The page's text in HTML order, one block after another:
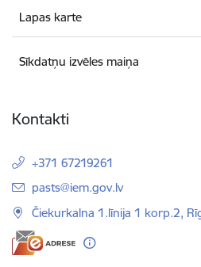
Lapas karte
Sīkdatņu izvēles maiņa
Kontakti
+371 67219261
E-pasts:
pasts@iem.gov.lv
Čiekurkalna 1.līnija 1 korp.2,